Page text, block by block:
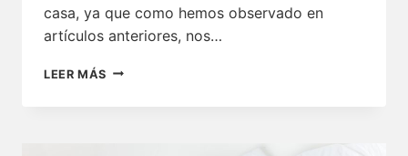
casa, ya que como hemos observado en
artículos anteriores, nos…
LEER MÁS CÓMO